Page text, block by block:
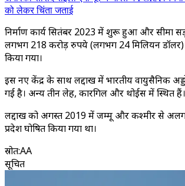
को लेकर चिंता जताई
निर्माण कार्य सितंबर 2023 में शुरू हुआ और सीमा
लगभग 218 करोड़ रुपये (लगभग 24 मिलियन डॉलर)
किया गया।
इस नए केंद्र के साथ लद्दाख में भारतीय वायुसैनिक
गई है। अन्य तीन लेह, कारगिल और थोईस में स्थित हैं।
लद्दाख को अगस्त 2019 में जम्मू और कश्मीर से
प्रदेश घोषित किया गया था।
स्रोत:AA
सूचित